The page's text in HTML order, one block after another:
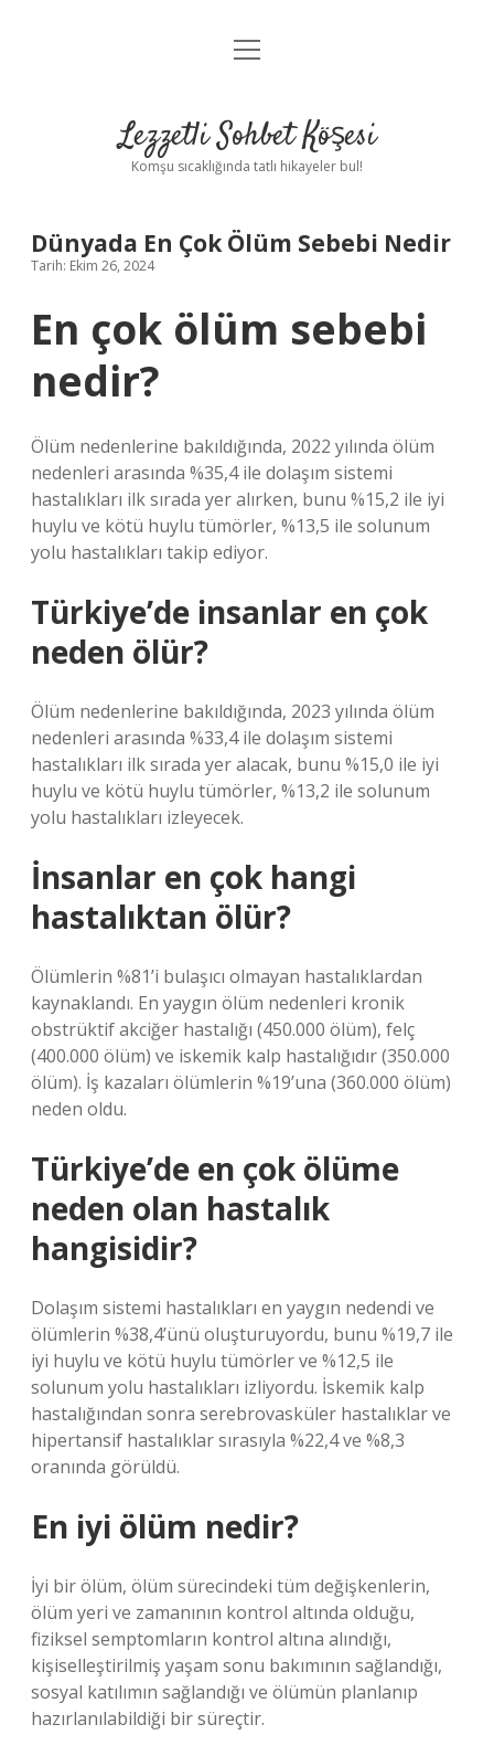
Anasayfa
Yasal Uyarı
menüyü
Lezzetli Sohbet Köşesi
Komşu sıcaklığında tatlı hikayeler bul!
Dünyada En Çok Ölüm Sebebi Nedir
Tarih: Ekim 26, 2024
En çok ölüm sebebi
nedir?
Ölüm nedenlerine bakıldığında, 2022 yılında ölüm
nedenleri arasında %35,4 ile dolaşım sistemi
hastalıkları ilk sırada yer alırken, bunu %15,2 ile iyi
huylu ve kötü huylu tümörler, %13,5 ile solunum
yolu hastalıkları takip ediyor.
Türkiye’de insanlar en çok
neden ölür?
Ölüm nedenlerine bakıldığında, 2023 yılında ölüm
nedenleri arasında %33,4 ile dolaşım sistemi
hastalıkları ilk sırada yer alacak, bunu %15,0 ile iyi
huylu ve kötü huylu tümörler, %13,2 ile solunum
yolu hastalıkları izleyecek.
İnsanlar en çok hangi
hastalıktan ölür?
Ölümlerin %81’i bulaşıcı olmayan hastalıklardan
kaynaklandı. En yaygın ölüm nedenleri kronik
obstrüktif akciğer hastalığı (450.000 ölüm), felç
(400.000 ölüm) ve iskemik kalp hastalığıdır (350.000
ölüm). İş kazaları ölümlerin %19’una (360.000 ölüm)
neden oldu.
Türkiye’de en çok ölüme
neden olan hastalık
hangisidir?
Dolaşım sistemi hastalıkları en yaygın nedendi ve
ölümlerin %38,4’ünü oluşturuyordu, bunu %19,7 ile
iyi huylu ve kötü huylu tümörler ve %12,5 ile
solunum yolu hastalıkları izliyordu. İskemik kalp
hastalığından sonra serebrovasküler hastalıklar ve
hipertansif hastalıklar sırasıyla %22,4 ve %8,3
oranında görüldü.
En iyi ölüm nedir?
İyi bir ölüm, ölüm sürecindeki tüm değişkenlerin,
ölüm yeri ve zamanının kontrol altında olduğu,
fiziksel semptomların kontrol altına alındığı,
kişiselleştirilmiş yaşam sonu bakımının sağlandığı,
sosyal katılımın sağlandığı ve ölümün planlanıp
hazırlanılabildiği bir süreçtir.